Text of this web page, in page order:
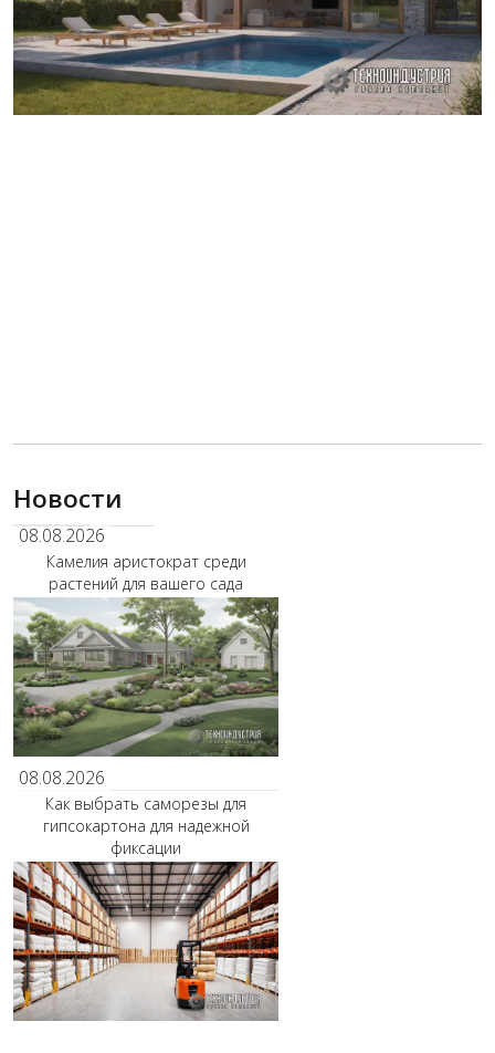
Новости
08.08.2026
Камелия аристократ среди
растений для вашего сада
08.08.2026
Как выбрать саморезы для
гипсокартона для надежной
фиксации